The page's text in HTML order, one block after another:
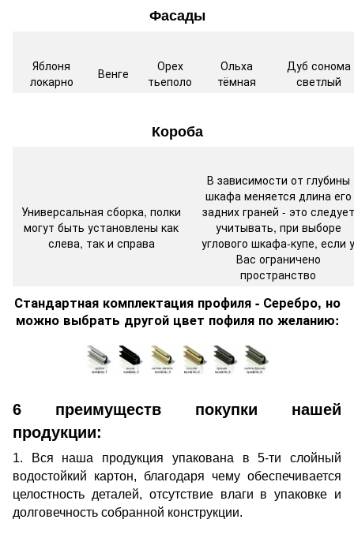
Фасады
Яблоня
локарно
Венге
Орех
тьеполо
Ольха
тёмная
Дуб сонома
светлый
Короба
Универсальная сборка, полки
могут быть установлены как
слева, так и справа
В зависимости от глубины
шкафа меняется длина его
задних граней - это следует
учитывать, при выборе
углового шкафа-купе, если у
Вас ограничено
пространство
Стандартная комплектация профиля - Серебро, но
можно выбрать другой цвет пофиля по желанию:
6 преимуществ покупки нашей
продукции:
1. Вся наша продукция упакована в 5-ти слойный
водостойкий картон, благодаря чему обеспечивается
целостность деталей, отсутствие влаги в упаковке и
долговечность собранной конструкции.